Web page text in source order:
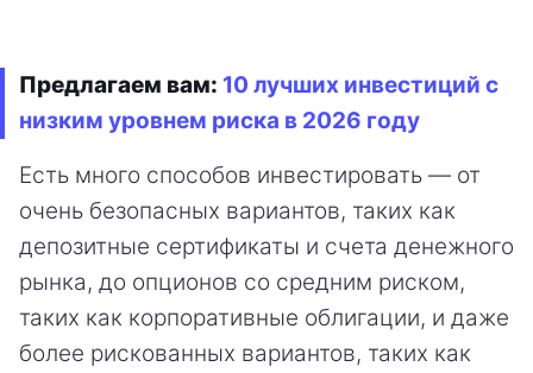
Предлагаем вам: 10 лучших инвестиций с
низким уровнем риска в 2026 году
Есть много способов инвестировать — от
очень безопасных вариантов, таких как
депозитные сертификаты и счета денежного
рынка, до опционов со средним риском,
таких как корпоративные облигации, и даже
более рискованных вариантов, таких как